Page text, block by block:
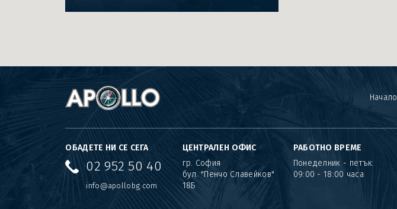
Начало
ОБАДЕТЕ НИ СЕ СЕГА
02 952 50 40
info@apollobg.com
ЦЕНТРАЛЕН ОФИС
гр. София
бул. "Пенчо Славейков"
18Б
РАБОТНО ВРЕМЕ
Понеделник - петък:
09:00 - 18:00 часа